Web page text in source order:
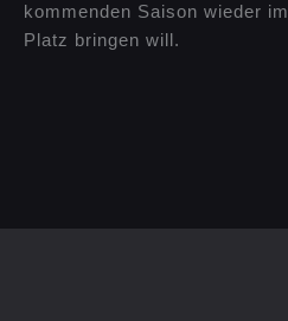
kommenden Saison wieder
Platz bringen will.